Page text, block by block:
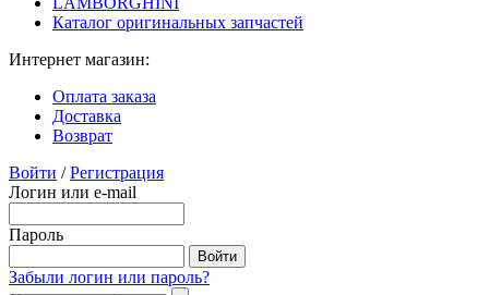
Каталог оригинальных запчастей
Интернет магазин:
Оплата заказа
Доставка
Возврат
Войти / Регистрация
Логин или e-mail
Пароль
Забыли логин или пароль?